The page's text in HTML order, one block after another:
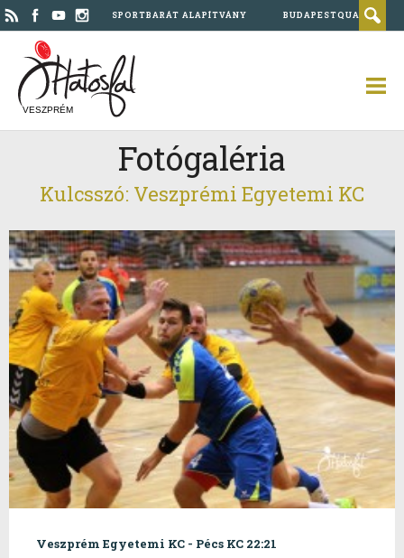
SPORTBARÁT ALAPÍTVÁNY BUDAPESTQUAD
VESZPRÉM
Fotógaléria
Kulcsszó: Veszprémi Egyetemi KC
Veszprém Egyetemi KC - Pécs KC 22:21